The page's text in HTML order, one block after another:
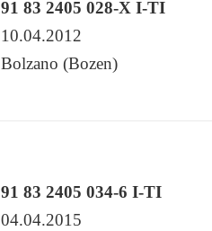
91 83 2405 028-X I-TI
10.04.2012
Bolzano (Bozen)
91 83 2405 034-6 I-TI
04.04.2015